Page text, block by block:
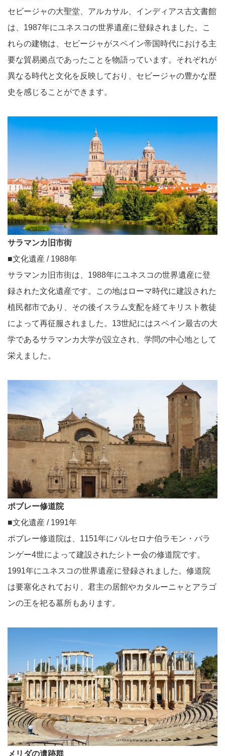
セビージャの大聖堂、アルカサル、インディアス古文書館
は、1987年にユネスコの世界遺産に登録されました。こ
れらの建物は、セビージャがスペイン帝国時代における主
要な貿易拠点であったことを物語っています。それぞれが
異なる時代と文化を反映しており、セビージャの豊かな歴
史を感じることができます。
サラマンカ旧市街
■文化遺産 / 1988年
サラマンカ旧市街は、1988年にユネスコの世界遺産に登
録された文化遺産です。この地はローマ時代に建設された
植民都市であり、その後イスラム支配を経てキリスト教徒
によって再征服されました。13世紀にはスペイン最古の大
学であるサラマンカ大学が設立され、学問の中心地として
栄えました。
ポブレー修道院
■文化遺産 / 1991年
ポブレー修道院は、1151年にバルセロナ伯ラモン・バラ
ンゲー4世によって建設されたシトー会の修道院です。
1991年にユネスコの世界遺産に登録されました。修道院
は要塞化されており、君主の居館やカタルーニャとアラゴ
ンの王を祀る墓所もあります。
メリダの遺跡群